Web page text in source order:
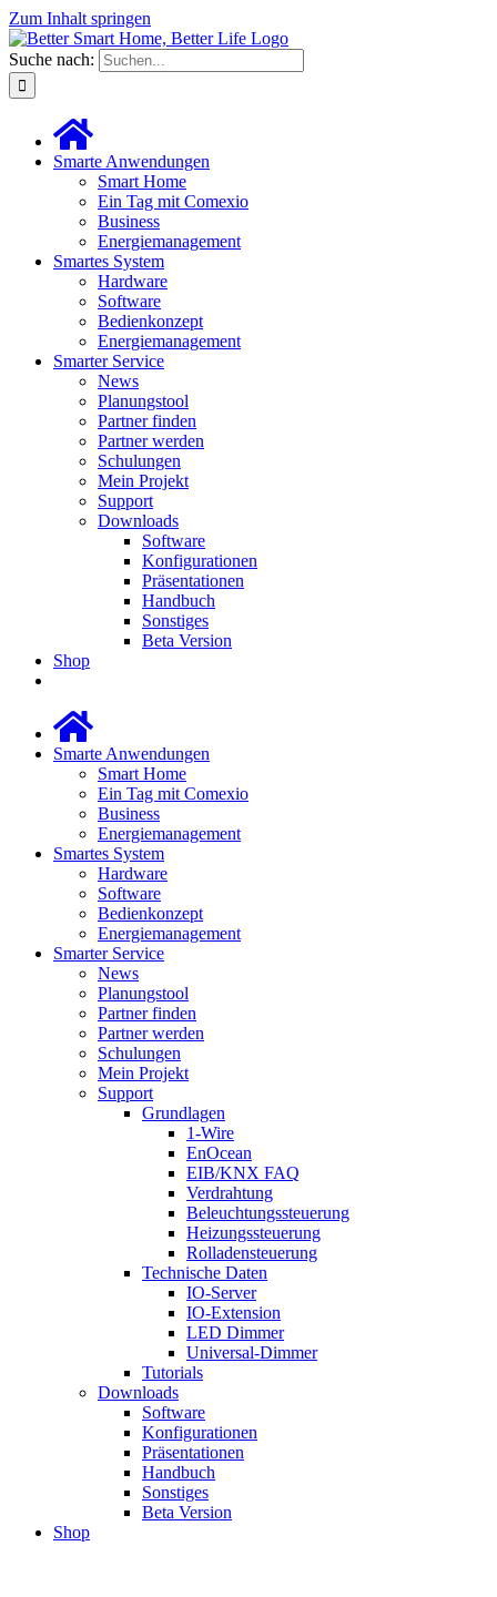
Zum Inhalt springen
Suche nach:
Smarte Anwendungen
Smart Home
Ein Tag mit Comexio
Business
Energiemanagement
Smartes System
Hardware
Software
Bedienkonzept
Energiemanagement
Smarter Service
News
Planungstool
Partner finden
Partner werden
Schulungen
Mein Projekt
Support
Downloads
Software
Konfigurationen
Präsentationen
Handbuch
Sonstiges
Beta Version
Shop
Smarte Anwendungen
Smart Home
Ein Tag mit Comexio
Business
Energiemanagement
Smartes System
Hardware
Software
Bedienkonzept
Energiemanagement
Smarter Service
News
Planungstool
Partner finden
Partner werden
Schulungen
Mein Projekt
Support
Grundlagen
1-Wire
EnOcean
EIB/KNX FAQ
Verdrahtung
Beleuchtungssteuerung
Heizungssteuerung
Rolladensteuerung
Technische Daten
IO-Server
IO-Extension
LED Dimmer
Universal-Dimmer
Tutorials
Downloads
Software
Konfigurationen
Präsentationen
Handbuch
Sonstiges
Beta Version
Shop